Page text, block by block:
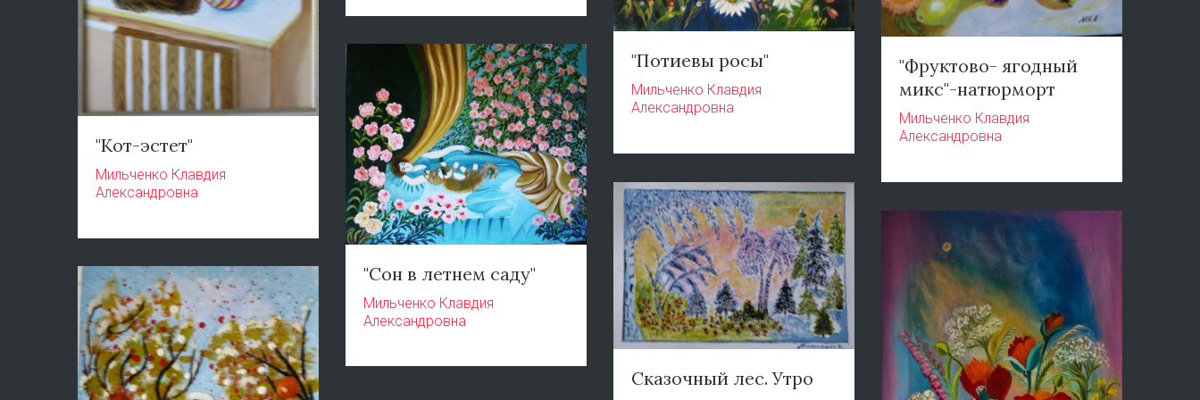
"Фруктово- ягодный
микс"-натюрморт
Мильченко Клавдия
Александровна
"Кот-эстет"
Мильченко Клавдия
Александровна
"Потиевы росы"
Мильченко Клавдия
Александровна
"Сон в летнем саду"
Мильченко Клавдия
Александровна
Сказочный лес. Утро